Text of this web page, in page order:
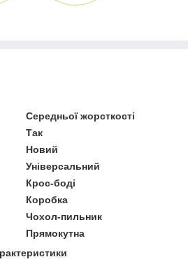
Середньої жорсткості
Так
Новий
Універсальний
Крос-боді
Коробка
Чохол-пильник
Прямокутна